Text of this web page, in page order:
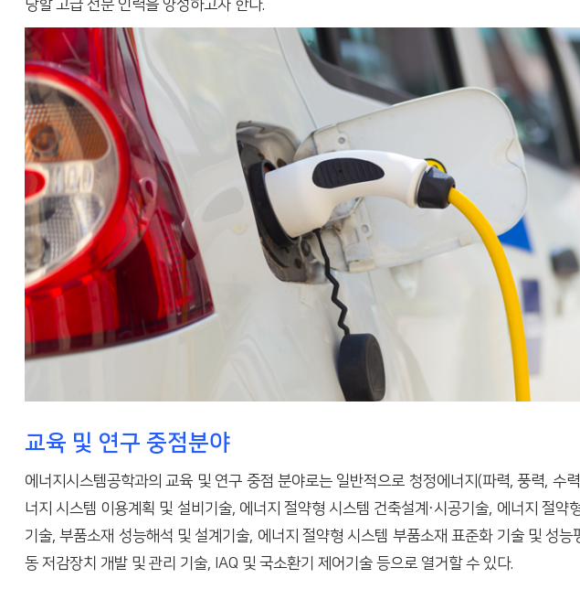
당할 고급 전문 인력을 양성하고자 한다.
교육 및 연구 중점분야
에너지시스템공학과의 교육 및 연구 중점 분야로는 일반적으로 청정에너지(파력, 풍력,
너지 시스템 이용계획 및 설비기술, 에너지 절약형 시스템 건축설계·시공기술, 에너지 절
기술, 부품소재 성능해석 및 설계기술, 에너지 절약형 시스템 부품소재 표준화 기술 및 성
동 저감장치 개발 및 관리 기술, IAQ 및 국소환기 제어기술 등으로 열거할 수 있다.